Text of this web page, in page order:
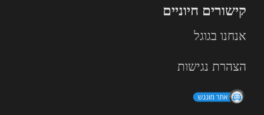
קישורים חיוניים
אנחנו בגוגל
הצהרת נגישות